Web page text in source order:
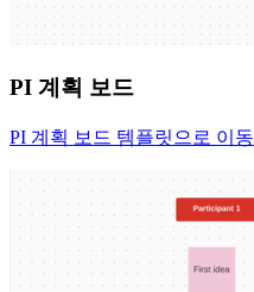
PI 계획 보드
PI 계획 보드 템플릿으로 이동